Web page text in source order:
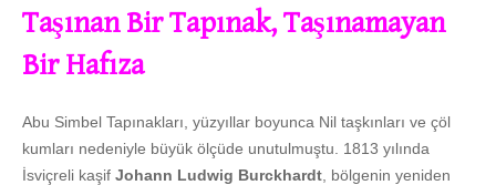
Taşınan Bir Tapınak, Taşınamayan
Bir Hafıza
Abu Simbel Tapınakları, yüzyıllar boyunca Nil taşkınları ve çöl
kumları nedeniyle büyük ölçüde unutulmuştu. 1813 yılında
İsviçreli kaşif Johann Ludwig Burckhardt , bölgenin yeniden